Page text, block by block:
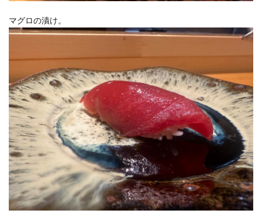
マグロの漬け。